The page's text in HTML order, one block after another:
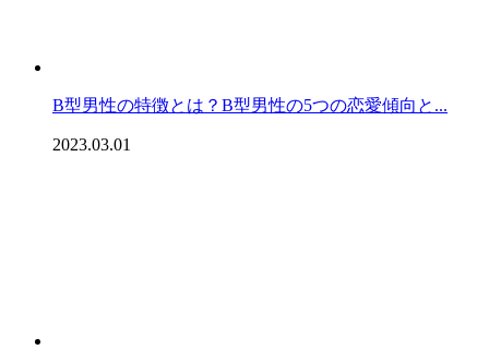
B型男性の特徴とは？B型男性の5つの恋愛傾向と...
2023.03.01